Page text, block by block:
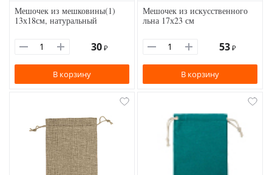
Мешочек из мешковины(1)
13х18см, натуральный
30 ₽
В корзину
Мешочек из искусственного
льна 17х23 см
53 ₽
В корзину